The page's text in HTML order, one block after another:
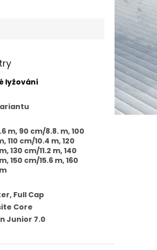
lyžování
m, 90 cm/8.8. m, 100
110 cm/10.4 m, 120
130 cm/11.2 m, 140
150 cm/15.6 m, 160
Full Cap
Core
Junior 7.0